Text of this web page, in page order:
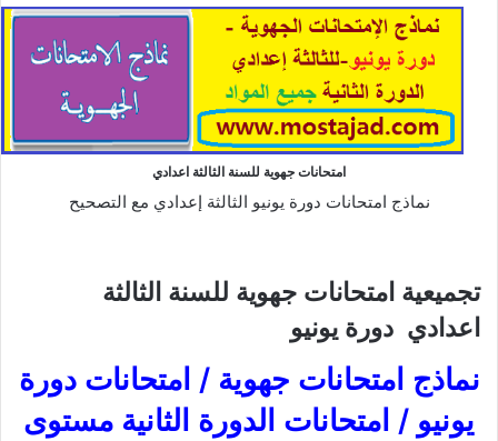
امتحانات جهوية للسنة الثالثة اعدادي
نماذج امتحانات دورة يونيو الثالثة إعدادي مع التصحيح
تجميعية امتحانات جهوية للسنة الثالثة
اعدادي دورة يونيو
نماذج امتحانات جهوية / امتحانات دورة
يونيو / امتحانات الدورة الثانية مستوى